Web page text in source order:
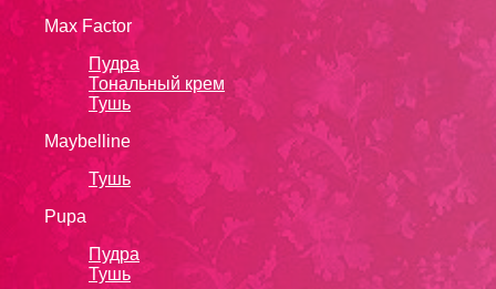
Max Factor
Пудра
Тональный крем
Тушь
Maybelline
Тушь
Pupa
Пудра
Тушь